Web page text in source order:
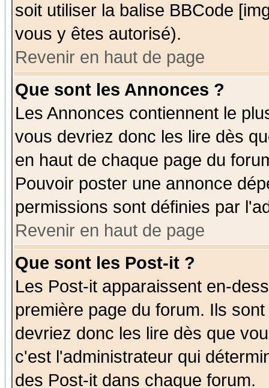
soit utiliser la balise BBCode
vous y êtes autorisé).
Revenir en haut de page
Que sont les Annonces ?
Les Annonces contiennent le
vous devriez donc les lire dès
en haut de chaque page du
Pouvoir poster une annonce
permissions sont définies par
Revenir en haut de page
Que sont les Post-it ?
Les Post-it apparaissent en-
première page du forum. Ils
devriez donc les lire dès que
c'est l'administrateur qui
des Post-it dans chaque forum.